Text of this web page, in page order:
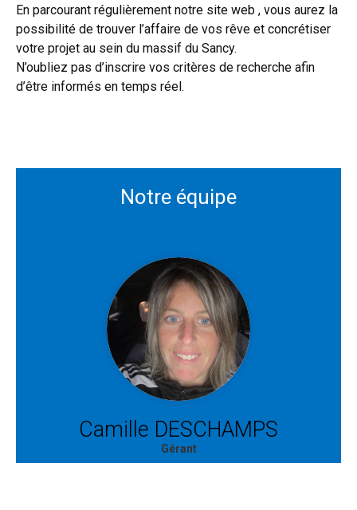
En parcourant régulièrement notre site web , vous aurez la
possibilité de trouver l’affaire de vos rêve et concrétiser
votre projet au sein du massif du Sancy.
N’oubliez pas d’inscrire vos critères de recherche afin
d’être informés en temps réel.
Notre équipe
Camille DESCHAMPS
Gérant